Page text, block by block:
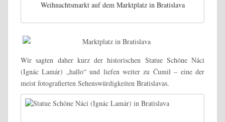
Weihnachtsmarkt auf dem Marktplatz in Bratislava
Wir sagten daher kurz der historischen Statue Schöne Náci
(Ignác Lamár) „hallo“ und liefen weiter zu Čumil – eine der
meist fotografierten Sehenswürdigkeiten Bratislavas.